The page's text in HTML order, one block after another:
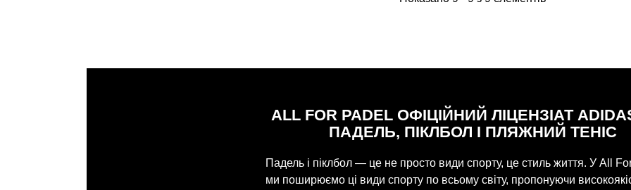
ALL FOR PADEL ОФІЦІЙНИЙ ЛІЦЕНЗІАТ
ПАДЕЛЬ, ПІКЛБОЛ І ПЛЯЖНИЙ ТЕНІС
Падель і піклбол — це не просто види спорту, це стиль життя. У All
ми поширюємо ці види спорту по всьому світу, пропонуючи